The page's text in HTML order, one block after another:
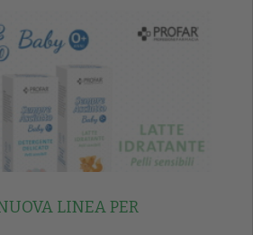
LINEA PER